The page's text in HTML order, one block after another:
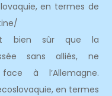
en termes de
bien sûr que la
sans alliés, ne
à l’Allemagne.
en termes